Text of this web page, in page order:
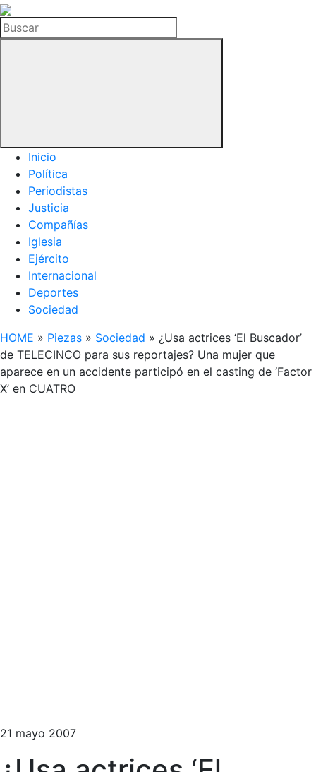
La
Hemeroteca
del
Buscar
Inicio
Política
Periodistas
Justicia
Compañías
Iglesia
Ejército
Internacional
Deportes
Sociedad
HOME » Piezas » Sociedad » ¿Usa actrices ‘El Buscador’
de TELECINCO para sus reportajes? Una mujer que
aparece en un accidente participó en el casting de ‘Factor
X’ en CUATRO
21 mayo 2007